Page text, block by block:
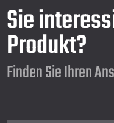
Sie
Produkt?
Finden Sie Ihren